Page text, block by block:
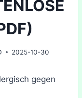
2025-10-30
gegen